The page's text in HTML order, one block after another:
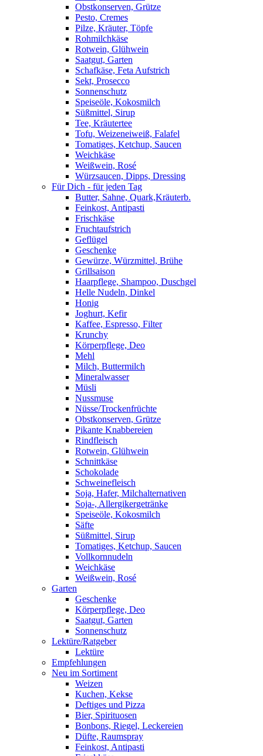
Obstkonserven, Grütze
Pesto, Cremes
Pilze, Kräuter, Töpfe
Rohmilchkäse
Rotwein, Glühwein
Saatgut, Garten
Schafkäse, Feta Aufstrich
Sekt, Prosecco
Sonnenschutz
Speiseöle, Kokosmilch
Süßmittel, Sirup
Tee, Kräutertee
Tofu, Weizeneiweiß, Falafel
Tomatiges, Ketchup, Saucen
Weichkäse
Weißwein, Rosé
Würzsaucen, Dipps, Dressing
Für Dich - für jeden Tag
Butter, Sahne, Quark,Kräuterb.
Feinkost, Antipasti
Frischkäse
Fruchtaufstrich
Geflügel
Geschenke
Gewürze, Würzmittel, Brühe
Grillsaison
Haarpflege, Shampoo, Duschgel
Helle Nudeln, Dinkel
Honig
Joghurt, Kefir
Kaffee, Espresso, Filter
Krunchy
Körperpflege, Deo
Mehl
Milch, Buttermilch
Mineralwasser
Müsli
Nussmuse
Nüsse/Trockenfrüchte
Obstkonserven, Grütze
Pikante Knabbereien
Rindfleisch
Rotwein, Glühwein
Schnittkäse
Schokolade
Schweinefleisch
Soja, Hafer, Milchalternativen
Soja-, Allergikergetränke
Speiseöle, Kokosmilch
Säfte
Süßmittel, Sirup
Tomatiges, Ketchup, Saucen
Vollkornnudeln
Weichkäse
Weißwein, Rosé
Garten
Geschenke
Körperpflege, Deo
Saatgut, Garten
Sonnenschutz
Lektüre/Ratgeber
Lektüre
Empfehlungen
Neu im Sortiment
Weizen
Kuchen, Kekse
Deftiges und Pizza
Bier, Spirituosen
Bonbons, Riegel, Leckereien
Düfte, Raumspray
Feinkost, Antipasti